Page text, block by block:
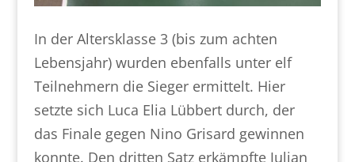
In der Altersklasse 3 (bis zum achten
Lebensjahr) wurden ebenfalls unter elf
Teilnehmern die Sieger ermittelt. Hier
setzte sich Luca Elia Lübbert durch, der
das Finale gegen Nino Grisard gewinnen
konnte. Den dritten Satz erkämpfte Julian